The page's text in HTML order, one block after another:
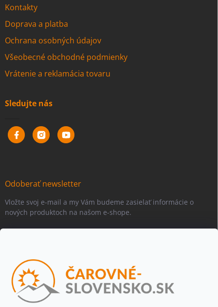
Kontakty
Doprava a platba
Ochrana osobných údajov
Všeobecné obchodné podmienky
Vrátenie a reklamácia tovaru
Sledujte nás
Odoberať newsletter
Vložte svoj e-mail a my Vám budeme zasielať informácie o
nových produktoch na našom e-shope.
Vložením e-mailu súhlasíte spodmienkami ochrany osobných
údajov
Beriem na vedomie, že adresa bude spracovaná za účelom